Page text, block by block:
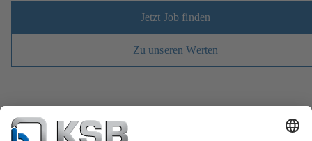
Jetzt Job finden
Zu unseren Werten